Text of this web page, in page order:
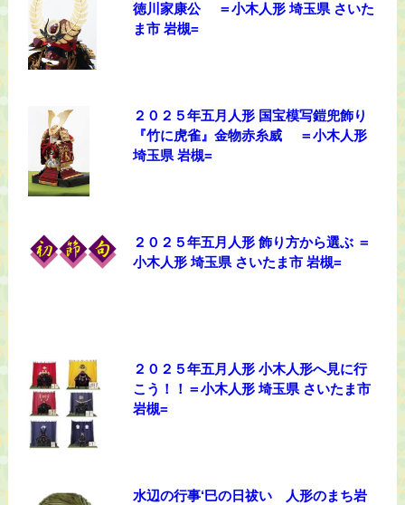
徳川家康公 ＝小木人形 埼玉県 さいた
ま市 岩槻=
２０２５年五月人形 国宝模写鎧兜飾り
『竹に虎雀』金物赤糸威 ＝小木人形
埼玉県 岩槻=
２０２５年五月人形 飾り方から選ぶ ＝
小木人形 埼玉県 さいたま市 岩槻=
２０２５年五月人形 小木人形へ見に行
こう！！＝小木人形 埼玉県 さいたま市
岩槻=
水辺の行事‘巳の日祓い 人形のまち岩